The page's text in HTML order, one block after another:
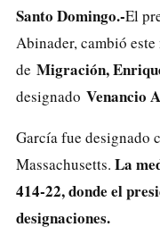
Santo Domingo.-El
Abinader, cambió
de Migración,
designado Venancio
García fue designado
Massachusetts. La
414-22, donde el
designaciones.